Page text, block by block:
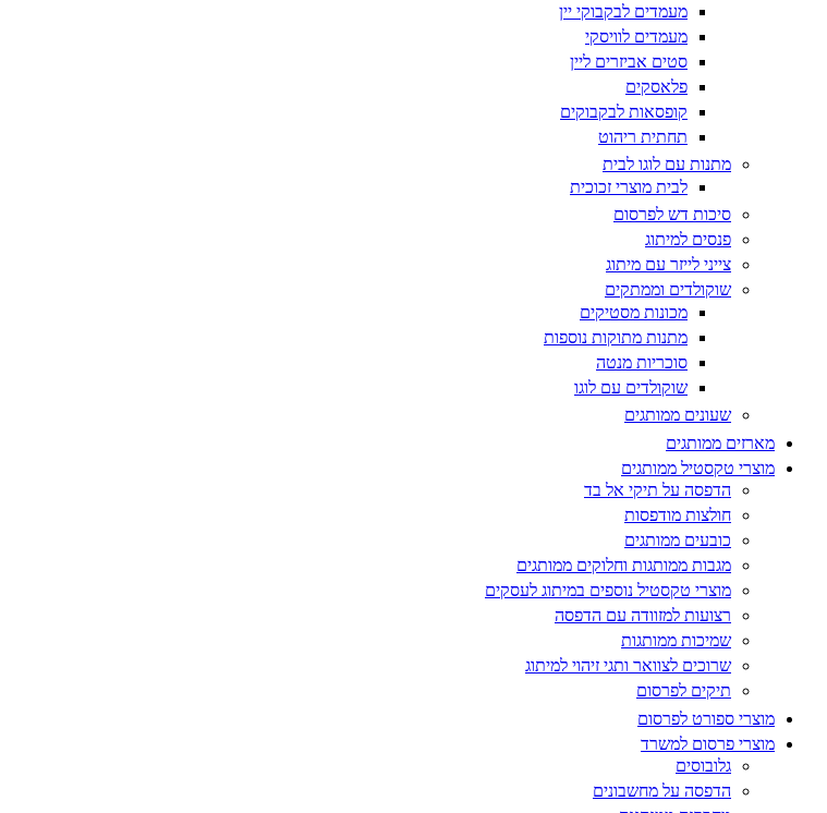
מעמדים לבקבוקי יין
מעמדים לוויסקי
סטים אביזרים ליין
פלאסקים
קופסאות לבקבוקים
תחתית ריהוט
מתנות עם לוגו לבית
לבית מוצרי זכוכית
סיכות דש לפרסום
פנסים למיתוג
צייני לייזר עם מיתוג
שוקולדים וממתקים
מכונות מסטיקים
מתנות מתוקות נוספות
סוכריות מנטה
שוקולדים עם לוגו
שעונים ממותגים
מארזים ממותגים
מוצרי טקסטיל ממותגים
הדפסה על תיקי אל בד
חולצות מודפסות
כובעים ממותגים
מגבות ממותגות וחלוקים ממותגים
מוצרי טקסטיל נוספים במיתוג לעסקים
רצועות למזוודה עם הדפסה
שמיכות ממותגות
שרוכים לצוואר ותגי זיהוי למיתוג
תיקים לפרסום
מוצרי ספורט לפרסום
מוצרי פרסום למשרד
גלובוסים
הדפסה על מחשבונים